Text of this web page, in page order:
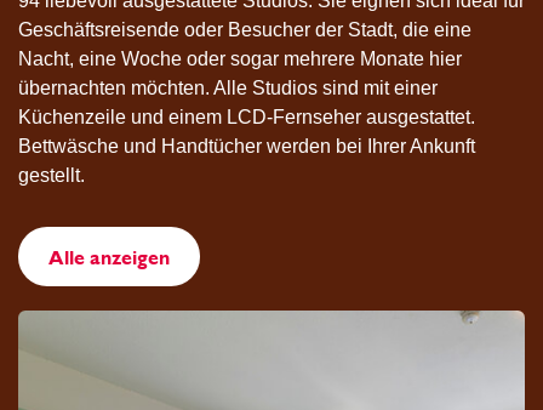
Geschäftsreisende oder Besucher der Stadt, die eine
Nacht, eine Woche oder sogar mehrere Monate hier
übernachten möchten. Alle Studios sind mit einer
Küchenzeile und einem LCD-Fernseher ausgestattet.
Bettwäsche und Handtücher werden bei Ihrer Ankunft
gestellt.
Alle anzeigen